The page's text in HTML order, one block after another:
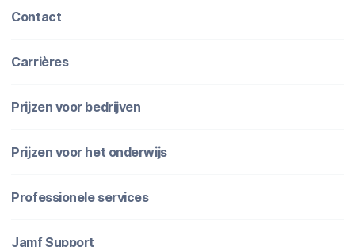
Contact
Carrières
Prijzen voor bedrijven
Prijzen voor het onderwijs
Professionele services
Jamf Support